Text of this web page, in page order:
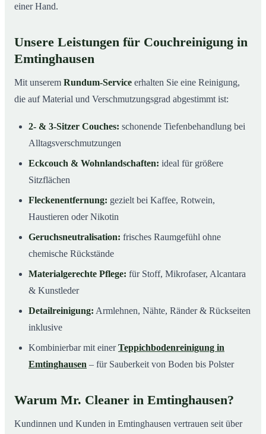
einer Hand.
Unsere Leistungen für Couchreinigung in
Emtinghausen
Mit unserem Rundum-Service erhalten Sie eine Reinigung,
die auf Material und Verschmutzungsgrad abgestimmt ist:
2- & 3-Sitzer Couches: schonende Tiefenbehandlung bei
Alltagsverschmutzungen
Eckcouch & Wohnlandschaften: ideal für größere
Sitzflächen
Fleckenentfernung: gezielt bei Kaffee, Rotwein,
Haustieren oder Nikotin
Geruchsneutralisation: frisches Raumgefühl ohne
chemische Rückstände
Materialgerechte Pflege: für Stoff, Mikrofaser, Alcantara
& Kunstleder
Detailreinigung: Armlehnen, Nähte, Ränder & Rückseiten
inklusive
Kombinierbar mit einerTeppichbodenreinigung in
Emtinghausen – für Sauberkeit von Boden bis Polster
Warum Mr. Cleaner in Emtinghausen?
Kundinnen und Kunden in Emtinghausen vertrauen seit über